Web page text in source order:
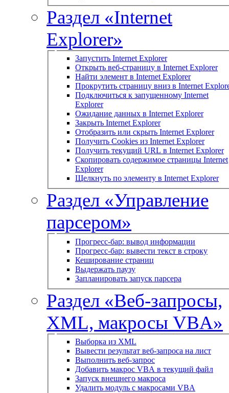
Раздел «Internet
Explorer»
Запустить Internet Explorer
Открыть веб-страницу в Internet Explorer
Найти элемент в Internet Explorer
Прокрутить страницу вниз в Internet
Подключиться к запущенному Internet
Explorer
Ожидание данных в Internet Explorer
Закрыть Internet Explorer
Отобразить или скрыть Internet Explorer
Получить Cookies из Internet Explorer
Получить текущий URL в Internet Explorer
Скопировать содержимое страницы Internet
Explorer
Щелкнуть по элементу в Internet Explorer
Раздел «Управление
парсером»
Прогресс-бар: вывод информации
Прогресс-бар: вывести текст в строку
Кеширование страниц
Выдержать паузу
Запланировать запуск парсера
Раздел «Веб-запросы,
XML, макросы VBA»
Выборка из XML
Вывести результат веб-запроса на лист
Выполнить веб-запрос
Добавить макрос VBA в текущий файл
Запуск внешнего макроса
Удалить модуль с макросами VBA